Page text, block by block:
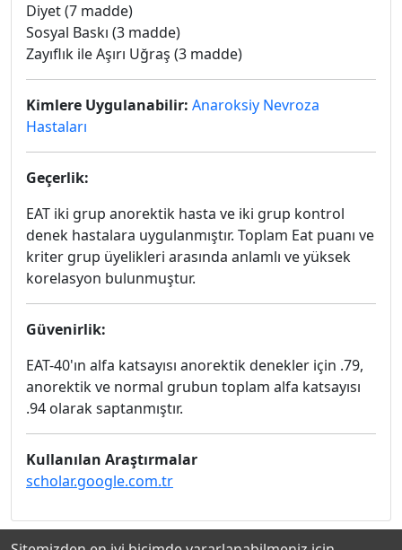
Diyet (7 madde)
Sosyal Baskı (3 madde)
Zayıflık ile Aşırı Uğraş (3 madde)
Kimlere Uygulanabilir: Anaroksiy Nevroza
Hastaları
Geçerlik:
EAT iki grup anorektik hasta ve iki grup kontrol
denek hastalara uygulanmıştır. Toplam Eat puanı ve
kriter grup üyelikleri arasında anlamlı ve yüksek
korelasyon bulunmuştur.
Güvenirlik:
EAT-40'ın alfa katsayısı anorektik denekler için .79,
anorektik ve normal grubun toplam alfa katsayısı
.94 olarak saptanmıştır.
Kullanılan Araştırmalar
scholar.google.com.tr